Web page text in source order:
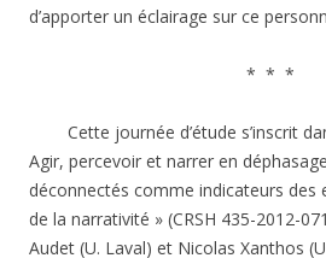
d’apporter un éclairage sur ce
* * *
Cette journée d’étude s’inscrit
Agir, percevoir et narrer en
déconnectés comme indicateurs des
de la narrativité » (CRSH 435-2012-
Audet (U. Laval) et Nicolas Xanthos